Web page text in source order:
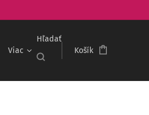
Viac
Hľadať
Košík